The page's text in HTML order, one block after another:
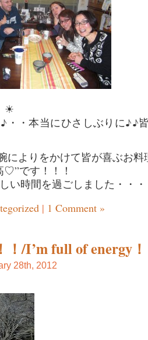
☀
・・本当にひさしぶりに♪♪
によりをかけて皆が喜ぶお
♡”です！！！
い時間を過ごしました・・
| 1 Comment »
！/I’m full of energy
28th, 2012